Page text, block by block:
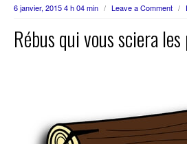
6 janvier, 2015 4 h 04 min / Leave a Comment /
Rébus qui vous sciera